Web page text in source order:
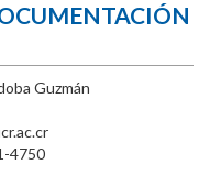
Guzmán
4750